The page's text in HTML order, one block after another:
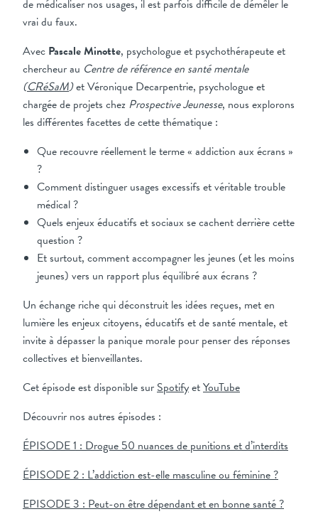
de médicaliser nos usages, il est parfois difficile de démêler le
vrai du faux.
Avec Pascale Minotte, psychologue et psychothérapeute et
chercheur au Centre de référence en santé mentale
(CRéSaM)et Véronique Decarpentrie, psychologue et
chargée de projets chez Prospective Jeunesse, nous explorons
les différentes facettes de cette thématique :
Que recouvre réellement le terme « addiction aux écrans »
?
Comment distinguer usages excessifs et véritable trouble
médical ?
Quels enjeux éducatifs et sociaux se cachent derrière cette
question ?
Et surtout, comment accompagner les jeunes (et les moins
jeunes) vers un rapport plus équilibré aux écrans ?
Un échange riche qui déconstruit les idées reçues, met en
lumière les enjeux citoyens, éducatifs et de santé mentale, et
invite à dépasser la panique morale pour penser des réponses
collectives et bienveillantes.
Cet épisode est disponible surSpotifyetYouTube
Découvrir nos autres épisodes :
ÉPISODE 1 : Drogue 50 nuances de punitions et d’interdits
ÉPISODE 2 : L’addiction est-ellemasculine ou féminine ?
EPISODE 3 : Peut-on être dépendant et en bonne santé ?